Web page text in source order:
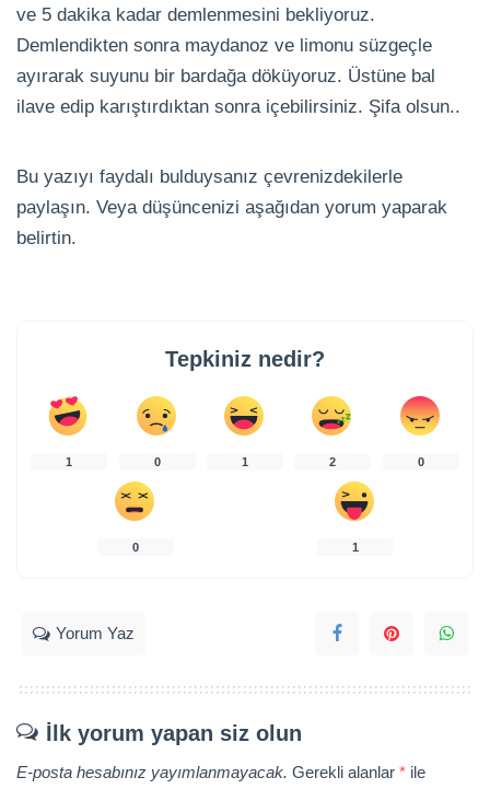
ve 5 dakika kadar demlenmesini bekliyoruz.
Demlendikten sonra maydanoz ve limonu süzgeçle
ayırarak suyunu bir bardağa döküyoruz. Üstüne bal
ilave edip karıştırdıktan sonra içebilirsiniz. Şifa olsun..
Bu yazıyı faydalı bulduysanız çevrenizdekilerle
paylaşın. Veya düşüncenizi aşağıdan yorum yaparak
belirtin.
Tepkiniz nedir?
1 0 1 2 0
0 1
Yorum Yaz
İlk yorum yapan siz olun
E-posta hesabınız yayımlanmayacak. Gerekli alanlar * ile